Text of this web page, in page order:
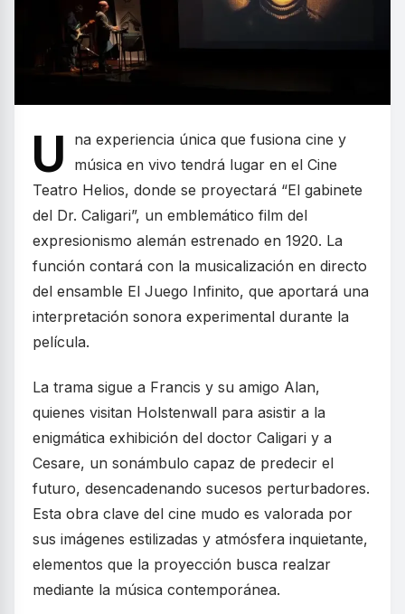
U
na experiencia única que fusiona cine y
música en vivo tendrá lugar en el Cine
Teatro Helios, donde se proyectará “El gabinete
del Dr. Caligari”, un emblemático film del
expresionismo alemán estrenado en 1920. La
función contará con la musicalización en directo
del ensamble El Juego Infinito, que aportará una
interpretación sonora experimental durante la
película.
La trama sigue a Francis y su amigo Alan,
quienes visitan Holstenwall para asistir a la
enigmática exhibición del doctor Caligari y a
Cesare, un sonámbulo capaz de predecir el
futuro, desencadenando sucesos perturbadores.
Esta obra clave del cine mudo es valorada por
sus imágenes estilizadas y atmósfera inquietante,
elementos que la proyección busca realzar
mediante la música contemporánea.